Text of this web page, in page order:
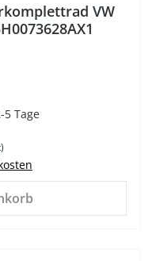
VW
Tage